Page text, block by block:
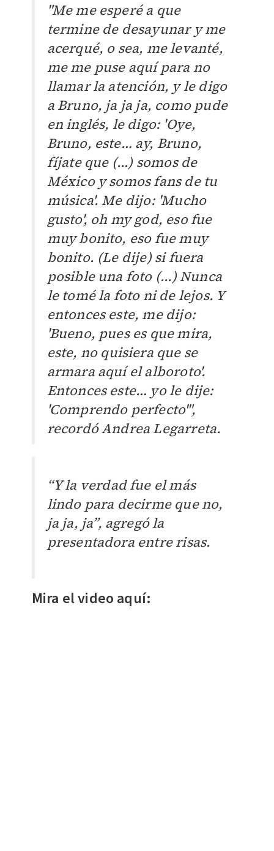
"Me me esperé a que
termine de desayunar y me
acerqué, o sea, me levanté,
me me puse aquí para no
llamar la atención, y le digo
a Bruno, ja ja ja, como pude
en inglés, le digo: 'Oye,
Bruno, este… ay, Bruno,
fíjate que (...) somos de
México y somos fans de tu
música'. Me dijo: 'Mucho
gusto', oh my god, eso fue
muy bonito, eso fue muy
bonito. (Le dije) si fuera
posible una foto (...) Nunca
le tomé la foto ni de lejos. Y
entonces este, me dijo:
'Bueno, pues es que mira,
este, no quisiera que se
armara aquí el alboroto'.
Entonces este… yo le dije:
'Comprendo perfecto'",
recordó Andrea Legarreta.
“Y la verdad fue el más
lindo para decirme que no,
ja ja, ja”, agregó la
presentadora entre risas.
Mira el video aquí: